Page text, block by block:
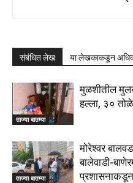
संबंधित लेख या लेखकाकडून
ताज्या बातम्या
मुळशीतील
हल्ला, ३०
ताज्या बातम्या
मोरेश्वर
बालेवाडी-